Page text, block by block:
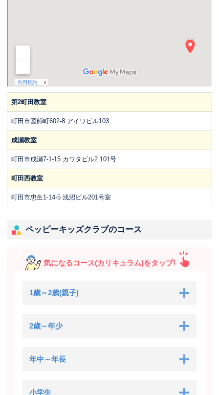
第2町田教室
町田市図師町602-8 アイワビル103
成瀬教室
町田市成瀬7-1-15 カワタビル2 101号
町田西教室
町田市忠生1-14-5 浅沼ビル201号室
ペッピーキッズクラブのコース
気になるコース(カリキュラム)をタップ!
1歳～2歳(親子)
2歳～年少
年中～年長
小学生